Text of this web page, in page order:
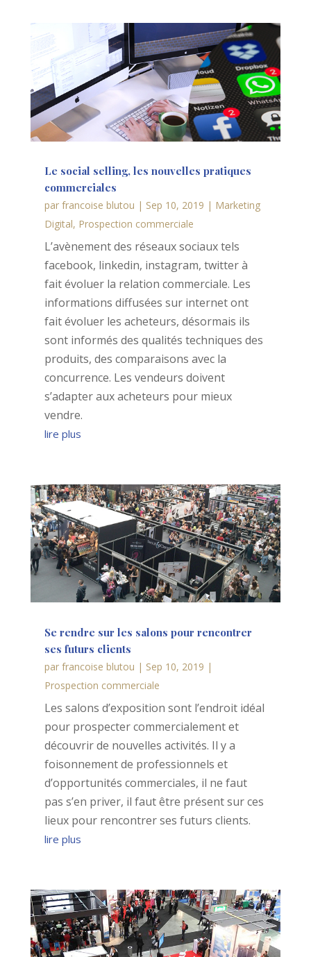
Le social selling, les nouvelles pratiques
commerciales
par francoise blutou | Sep 10, 2019 | Marketing
Digital, Prospection commerciale
L’avènement des réseaux sociaux tels
facebook, linkedin, instagram, twitter à
fait évoluer la relation commerciale. Les
informations diffusées sur internet ont
fait évoluer les acheteurs, désormais ils
sont informés des qualités techniques des
produits, des comparaisons avec la
concurrence. Les vendeurs doivent
s’adapter aux acheteurs pour mieux
vendre.
lire plus
Se rendre sur les salons pour rencontrer
ses futurs clients
par francoise blutou | Sep 10, 2019 |
Prospection commerciale
Les salons d’exposition sont l’endroit idéal
pour prospecter commercialement et
découvrir de nouvelles activités. Il y a
foisonnement de professionnels et
d’opportunités commerciales, il ne faut
pas s’en priver, il faut être présent sur ces
lieux pour rencontrer ses futurs clients.
lire plus